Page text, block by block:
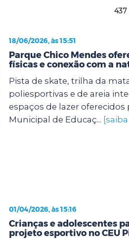
437
18/06/2026, às 15:51
Parque Chico Mendes
físicas e conexão com a
Pista de skate, trilha da
poliesportivas e de areia
espaços de lazer oferecidos
Municipal de Educaç...
01/04/2026, às 15:16
Crianças e adolescentes
projeto esportivo no CEU